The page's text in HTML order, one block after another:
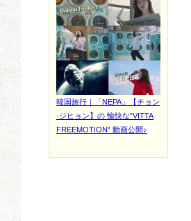
韓国旅行｜「NEPA」【チョン
·ジヒョン】の 愉快な”VITTA
FREEMOTION” 動画公開♪